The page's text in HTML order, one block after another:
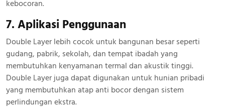
kebocoran.
7. Aplikasi Penggunaan
Double Layer lebih cocok untuk bangunan besar seperti
gudang, pabrik, sekolah, dan tempat ibadah yang
membutuhkan kenyamanan termal dan akustik tinggi.
Double Layer juga dapat digunakan untuk hunian pribadi
yang membutuhkan atap anti bocor dengan sistem
perlindungan ekstra.